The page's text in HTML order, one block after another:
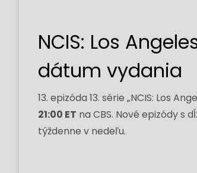
NCIS: Los
dátum vydania
13. epizóda 13. série „NCIS: Los
21:00 ET na CBS. Nové epizódy s
týždenne v nedeľu.